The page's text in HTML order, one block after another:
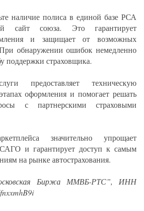
наличие полиса в единой базе РСА
сайт союза. Это гарантирует
и защищает от возможных
обнаружении ошибок немедленно
поддержки страховщика.
предоставляет техническую
оформления и помогает решать
с партнерскими страховыми
значительно упрощает
и гарантирует доступ к самым
на рынке автострахования.
Биржа ММВБ-РТС”, ИНН